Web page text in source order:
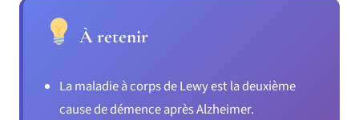
À retenir
La maladie à corps de Lewy est la deuxième
cause de démence après Alzheimer.